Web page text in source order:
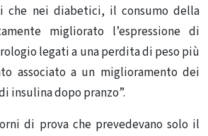
che nei diabetici, il consumo della
migliorato l’espressione di
legati a una perdita di peso più
associato a un miglioramento dei
insulina dopo pranzo”.
di prova che prevedevano solo il